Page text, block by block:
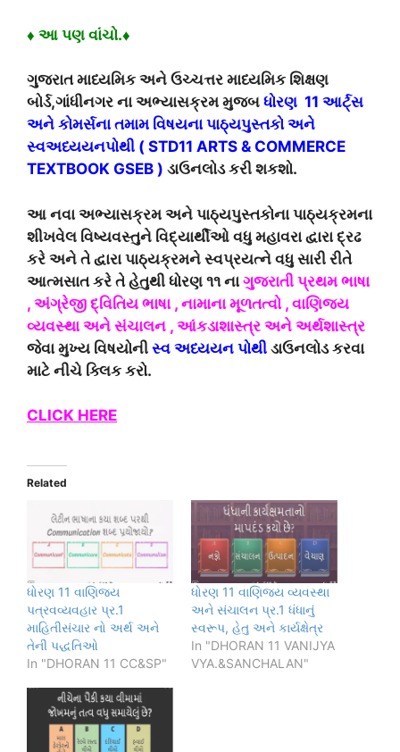
♦ આ પણ વાંચો.♦
ગુજરાત માધ્યમિક અને ઉચ્ચત્તર માધ્યમિક શિક્ષણ
બોર્ડ,ગાંધીનગર ના અભ્યાસક્રમ મુજબ ધોરણ 11 આર્ટ્સ
અને કોમર્સના તમામ વિષયના પાઠ્યપુસ્તકો અને
સ્વઅધ્યયનપોથી ( STD11 ARTS & COMMERCE
TEXTBOOK GSEB ) ડાઉનલોડ કરી શકશો.
આ નવા અભ્યાસક્રમ અને પાઠ્યપુસ્તકોના પાઠ્યક્રમના
શીખવેલ વિષ્યવસ્તુને વિદ્યાર્થીઓ વધુ મહાવરા દ્વારા દ્રઢ
કરે અને તે દ્વારા પાઠ્યક્રમને સ્વપ્રયત્ને વધુ સારી રીતે
આત્મસાત કરે તે હેતુથી ધોરણ ૧૧ નાગુજરાતી પ્રથમ ભાષા
, અંગ્રેજી દ્વિતિય ભાષા , નામાના મૂળતત્વો , વાણિજય
વ્યવસ્થા અને સંચાલન , આંકડાશાસ્ત્ર અને અર્થશાસ્ત્ર
જેવા મુખ્ય વિષયોની સ્વ અધ્યયન પોથી ડાઉનલોડ કરવા
માટે નીચે ક્લિક કરો.
CLICK HERE
Related
ધોરણ 11 વાણિજય
પત્રવવ્યવહાર પ્ર.1
માહિતીસંચાર નો અર્થ અને
તેની પદ્ધતિઓ
In "DHORAN 11 CC&SP"
ધોરણ 11 વાણિજય વ્યવસ્થા
અને સંચાલન પ્ર.1 ધંધાનું
સ્વરૂપ, હેતુ અને કાર્યક્ષેત્ર
In "DHORAN 11 VANIJYA
VYA.&SANCHALAN"